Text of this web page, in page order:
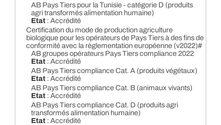
AB Pays Tiers pour la Tunisie - catégorie D (produits
agri transformés alimentation humaine)
Etat : Accrédité
Certification du mode de production agriculture
biologique pour les opérateurs de Pays Tiers à des fins de
conformité avec la règlementation européenne (v2022)#
AB groupes opérateurs Pays Tiers compliance 2022
Etat : Accrédité
AB Pays Tiers compliance Cat. A (produits végétaux)
Etat : Accrédité
AB Pays Tiers compliance Cat. B (animaux vivants)
Etat : Accrédité
AB Pays Tiers compliance Cat. D (produits agri
transformés alimentation humaine)
Etat : Accrédité